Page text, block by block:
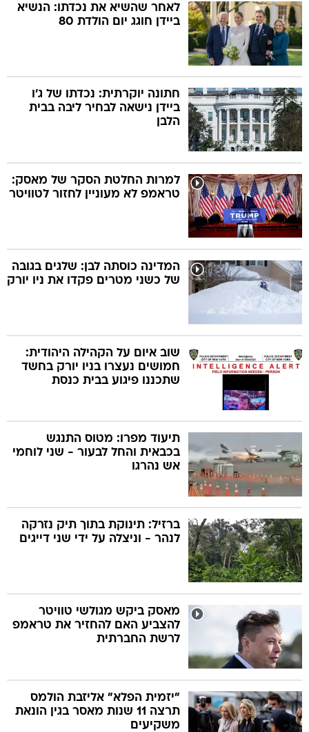
לאחר שהשיא את נכדתו: הנשיא
ביידן חוגג יום הולדת 80
חתונה יוקרתית: נכדתו של ג'ו
ביידן נישאה לבחיר ליבה בבית
הלבן
למרות החלטת הסקר של מאסק:
טראמפ לא מעוניין לחזור לטוויטר
המדינה כוסתה לבן: שלגים בגובה
של כשני מטרים פקדו את ניו יורק
שוב איום על הקהילה היהודית:
חמושים נעצרו בניו יורק בחשד
שתכננו פיגוע בבית כנסת
תיעוד מפרו: מטוס התנגש
בכבאית והחל לבעור - שני לוחמי
אש נהרגו
ברזיל: תינוקת בתוך תיק נזרקה
לנהר - וניצלה על ידי שני דייגים
מאסק ביקש מגולשי טוויטר
להצביע האם להחזיר את טראמפ
לרשת החברתית
"יזמית הפלא" אליזבת הולמס
תרצה 11 שנות מאסר בגין הונאת
משקיעים